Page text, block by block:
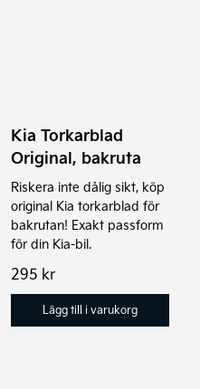
Kia Torkarblad
Original, bakruta
Riskera inte dålig sikt, köp
original Kia torkarblad för
bakrutan! Exakt passform
för din Kia-bil.
295 kr
Lägg till i varukorg